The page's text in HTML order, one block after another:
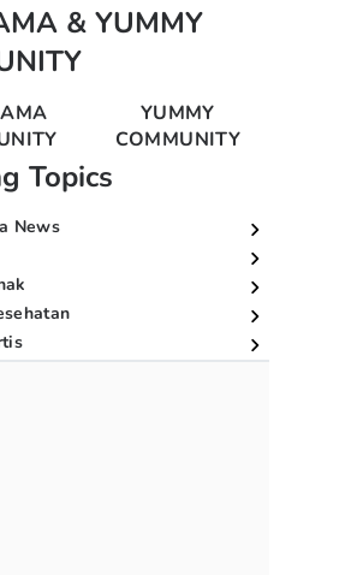
& YUMMY
YUMMY
COMMUNITY
Topics
News